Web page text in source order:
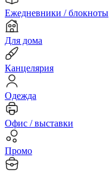
Ежедневники / блокноты
Для дома
Канцелярия
Одежда
Офис / выставки
Промо